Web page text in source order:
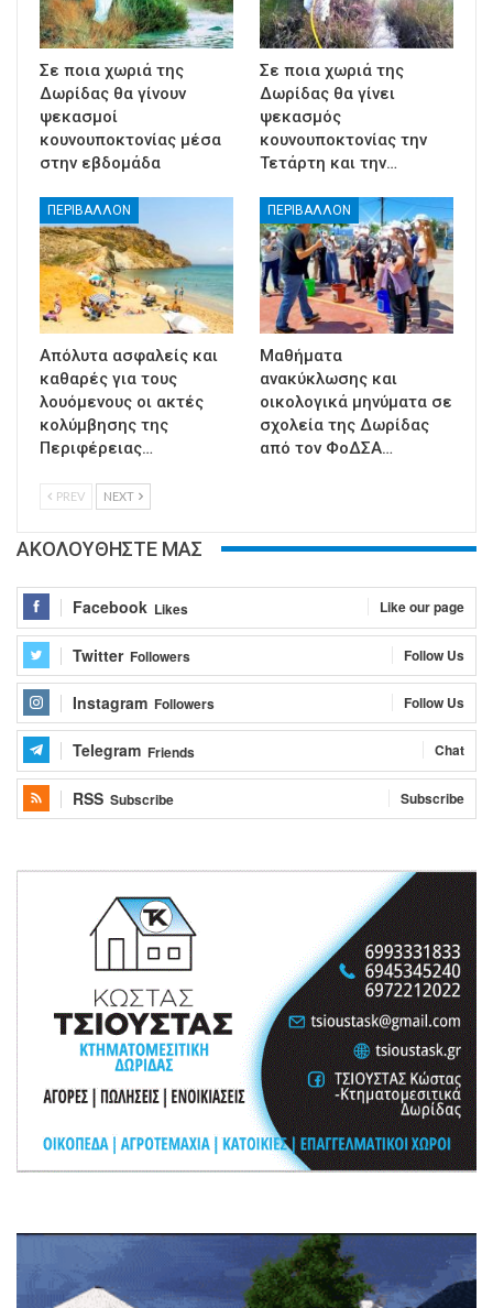
Σε ποια χωριά της
Δωρίδας θα γίνουν
ψεκασμοί
κουνουποκτονίας μέσα
στην εβδομάδα
Σε ποια χωριά της
Δωρίδας θα γίνει
ψεκασμός
κουνουποκτονίας την
Τετάρτη και την…
ΠΕΡΙΒΑΛΛΟΝ
Απόλυτα ασφαλείς και
καθαρές για τους
λουόμενους οι ακτές
κολύμβησης της
Περιφέρειας…
ΠΕΡΙΒΑΛΛΟΝ
Μαθήματα
ανακύκλωσης και
οικολογικά μηνύματα σε
σχολεία της Δωρίδας
από τον ΦοΔΣΑ…
PREV NEXT
ΑΚΟΛΟΥΘΗΣΤΕ ΜΑΣ
Facebook Likes Like our page
Twitter Followers Follow Us
Instagram Followers Follow Us
Telegram Friends Chat
RSS Subscribe Subscribe